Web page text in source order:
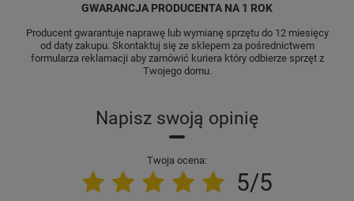
design i mocny, elegancki kolor. W
przeciwieństwie do innych nakładek z
elastycznego silikonowego tworzywanie
przebarwia się. Matowa faktura jest
GWARANCJA PRODUCENTA NA 1 ROK
Producent gwarantuje naprawę lub wymianę sprzętu do 12 miesięcy
od daty zakupu. Skontaktuj się ze sklepem za pośrednictwem
formularza reklamacji aby zamówić kuriera który odbierze sprzęt z
Twojego domu.
Napisz swoją opinię
Twoja ocena:
5/5